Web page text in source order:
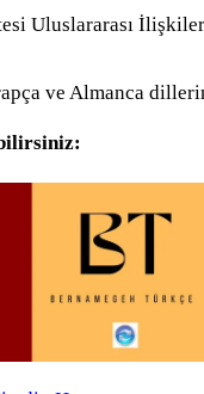
Uluslararası
ve Almanca